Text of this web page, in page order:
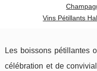
Vins Pétillants
Les boissons pétillantes
célébration et de